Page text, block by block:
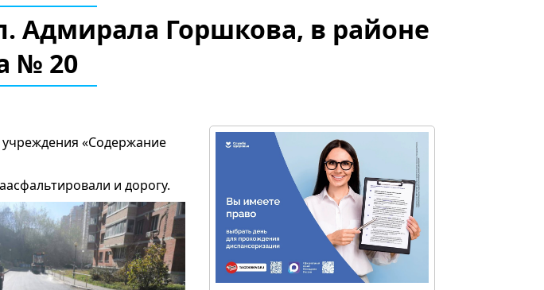
Адмирала Горшкова, в районе
№ 20
«Содержание
и дорогу.